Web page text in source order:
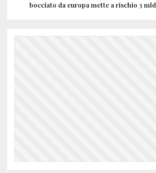
bocciato da europa mette a rischio 3 mld